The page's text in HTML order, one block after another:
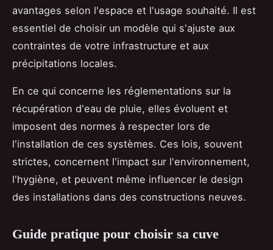
avantages selon l'espace et l'usage souhaité. Il est
essentiel de choisir un modèle qui s'ajuste aux
contraintes de votre infrastructure et aux
précipitations locales.
En ce qui concerne les réglementations sur la
récupération d'eau de pluie, elles évoluent et
imposent des normes à respecter lors de
l'installation de ces systèmes. Ces lois, souvent
strictes, concernent l'impact sur l'environnement,
l'hygiène, et peuvent même influencer le design
des installations dans des constructions neuves.
Guide pratique pour choisir sa cuve